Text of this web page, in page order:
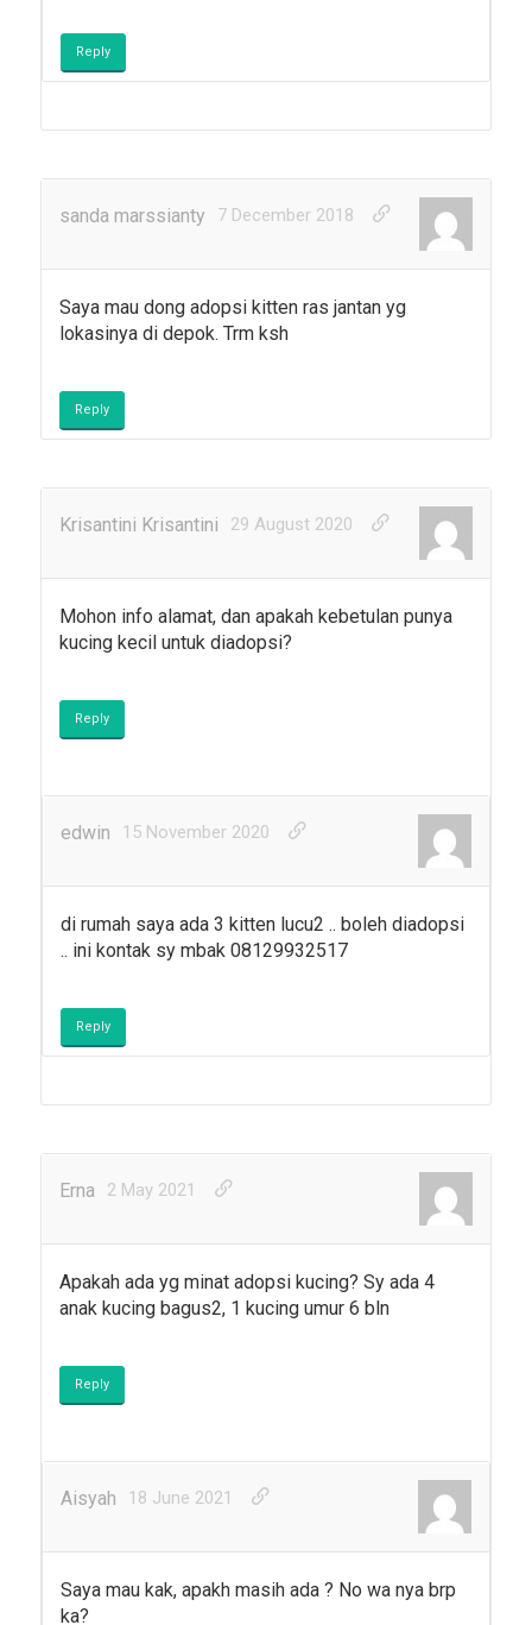
Reply
sanda marssianty 7 December 2018
Saya mau dong adopsi kitten ras jantan yg
lokasinya di depok. Trm ksh
Reply
Krisantini Krisantini 29 August 2020
Mohon info alamat, dan apakah kebetulan punya
kucing kecil untuk diadopsi?
Reply
edwin 15 November 2020
di rumah saya ada 3 kitten lucu2 .. boleh diadopsi
.. ini kontak sy mbak 08129932517
Reply
Erna 2 May 2021
Apakah ada yg minat adopsi kucing? Sy ada 4
anak kucing bagus2, 1 kucing umur 6 bln
Reply
Aisyah 18 June 2021
Saya mau kak, apakh masih ada ? No wa nya brp
ka?